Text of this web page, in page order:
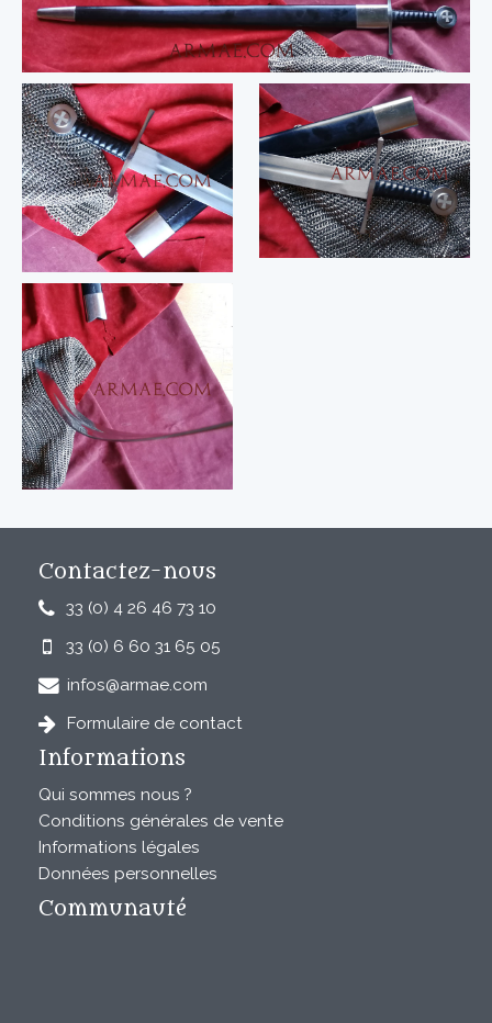
Contactez-nous
33 (0) 4 26 46 73 10
33 (0) 6 60 31 65 05
infos@armae.com
Formulaire de contact
Informations
Qui sommes nous ?
Conditions générales de vente
Informations légales
Données personnelles
Communauté